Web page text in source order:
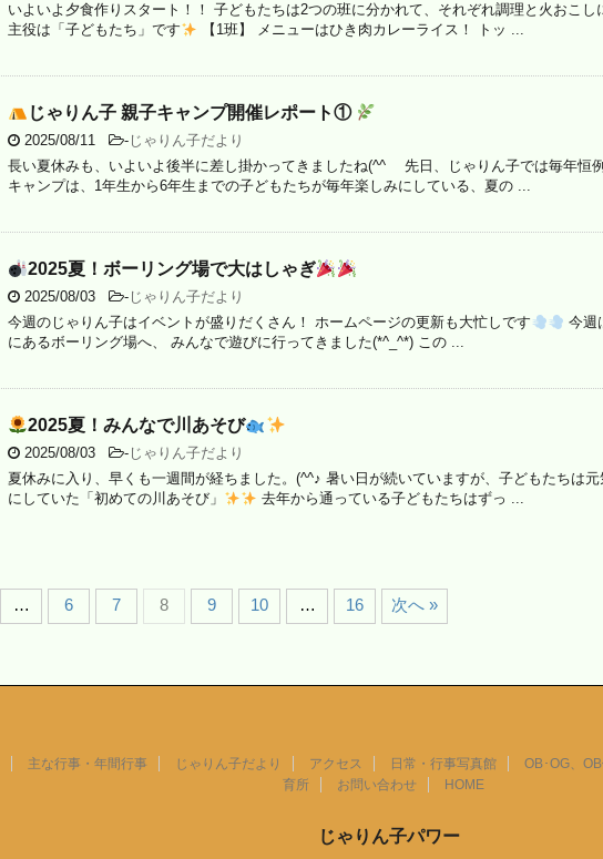
いよいよ夕食作りスタート！！ 子どもたちは2つの班に分かれて、それぞれ調理と火おこし
主役は「子どもたち」です
【1班】 メニューはひき肉カレーライス！ トッ ...
じゃりん子 親子キャンプ開催レポート①
2025/08/11 - じゃりん子だより
長い夏休みも、いよいよ後半に差し掛かってきましたね(^^ゞ 先日、じゃりん子では毎年恒
キャンプは、1年生から6年生までの子どもたちが毎年楽しみにしている、夏の ...
2025夏！ボーリング場で大はしゃぎ
2025/08/03 - じゃりん子だより
今週のじゃりん子はイベントが盛りだくさん！ ホームページの更新も大忙しです
今週
にあるボーリング場へ、 みんなで遊びに行ってきました(*^_^*) この ...
2025夏！みんなで川あそび
2025/08/03 - じゃりん子だより
夏休みに入り、早くも一週間が経ちました。(^^♪ 暑い日が続いていますが、子どもたち
にしていた「初めての川あそび」
去年から通っている子どもたちはずっ ...
… 6 7 8 9 10 … 16 次へ »
主な行事・年間行事 じゃりん子だより アクセス 日常・行事写真館 OB･OG、
育所
お問い合わせ HOME
じゃりん子パワー